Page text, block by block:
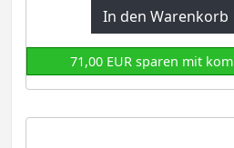
71,00 EUR sparen mit